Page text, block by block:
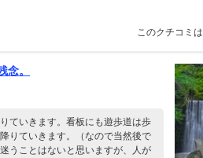
このクチコミ
。
ていきます。看板にも遊歩道は歩
りていきます。（なので当然後で
うことはないと思いますが、人が